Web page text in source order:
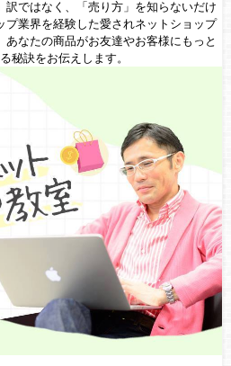
ではなく、「売り方」を知らないだけ
プ業界を経験した愛されネットショップ
なたの商品がお友達やお客様にもっと
秘訣をお伝えします。